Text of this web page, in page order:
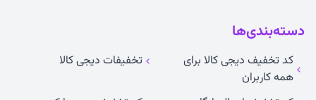
دسته‌بندی‌ها
کد تخفیف دیجی کالا برای
همه کاربران
تخفیفات دیجی کالا